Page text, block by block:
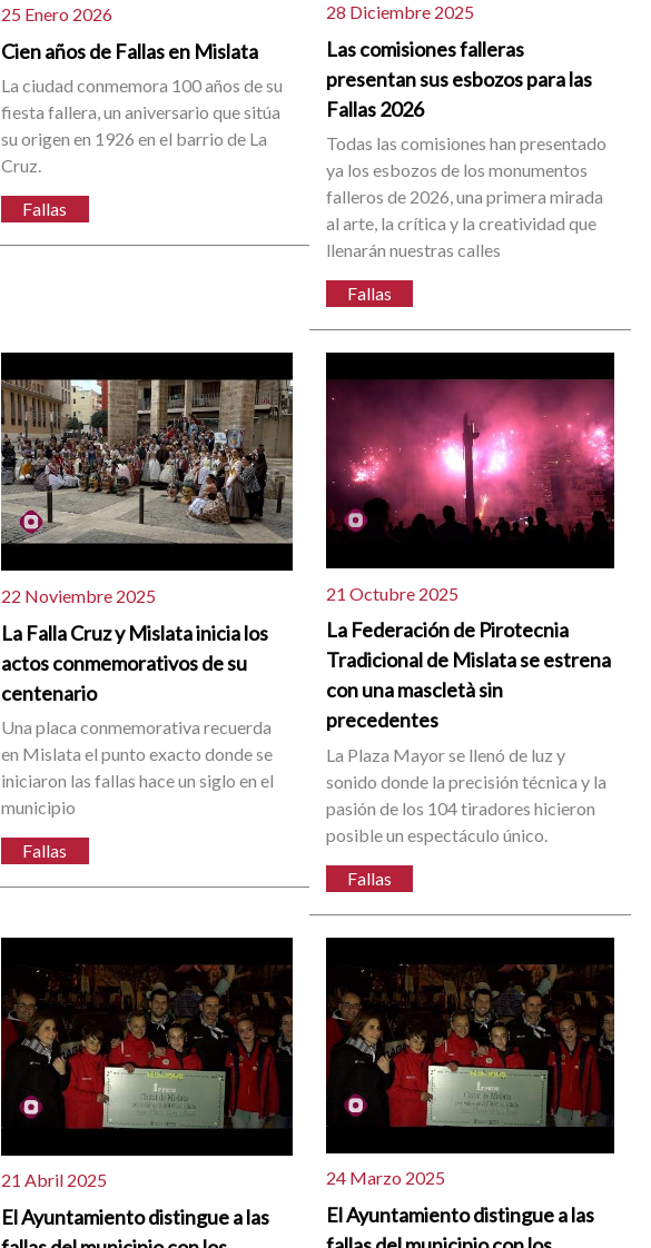
25 Enero 2026
Cien años de Fallas en Mislata
La ciudad conmemora 100 años de su
fiesta fallera, un aniversario que sitúa
su origen en 1926 en el barrio de La
Cruz.
Fallas
28 Diciembre 2025
Las comisiones falleras
presentan sus esbozos para las
Fallas 2026
Todas las comisiones han presentado
ya los esbozos de los monumentos
falleros de 2026, una primera mirada
al arte, la crítica y la creatividad que
llenarán nuestras calles
Fallas
22 Noviembre 2025
La Falla Cruz y Mislata inicia los
actos conmemorativos de su
centenario
Una placa conmemorativa recuerda
en Mislata el punto exacto donde se
iniciaron las fallas hace un siglo en el
municipio
Fallas
21 Octubre 2025
La Federación de Pirotecnia
Tradicional de Mislata se estrena
con una mascletà sin
precedentes
La Plaza Mayor se llenó de luz y
sonido donde la precisión técnica y la
pasión de los 104 tiradores hicieron
posible un espectáculo único.
Fallas
21 Abril 2025
El Ayuntamiento distingue a las
24 Marzo 2025
El Ayuntamiento distingue a las